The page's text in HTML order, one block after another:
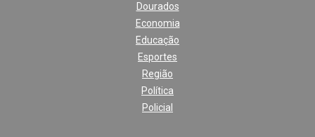
Dourados
Economia
Educação
Esportes
Região
Política
Policial